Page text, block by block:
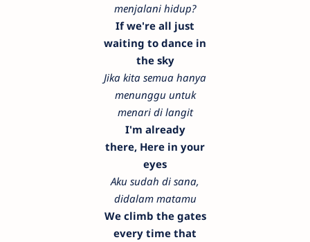
menjalani hidup?
If we're all just
waiting to dance in
the sky
Jika kita semua hanya
menunggu untuk
menari di langit
I'm already
there, Here in your
eyes
Aku sudah di sana,
didalam matamu
We climb the gates
every time that